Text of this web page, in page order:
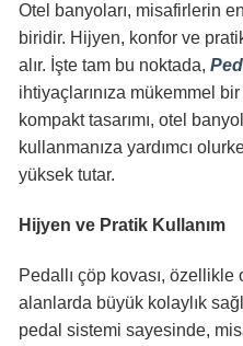
Otel banyoları, misafirlerin
biridir. Hijyen, konfor ve
alır. İşte tam bu noktada,
ihtiyaçlarınıza mükemmel
kompakt tasarımı, otel
kullanmanıza yardımcı
yüksek tutar.
Hijyen ve Pratik Kullanım
Pedallı çöp kovası,
alanlarda büyük kolaylık
pedal sistemi sayesinde,